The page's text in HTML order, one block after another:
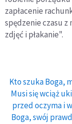
zapłacenie
spędzenie czasu
zdjęć i płakanie".
Kto szuka Boga,
Musi się wciąż
przed oczyma i
Boga, swój